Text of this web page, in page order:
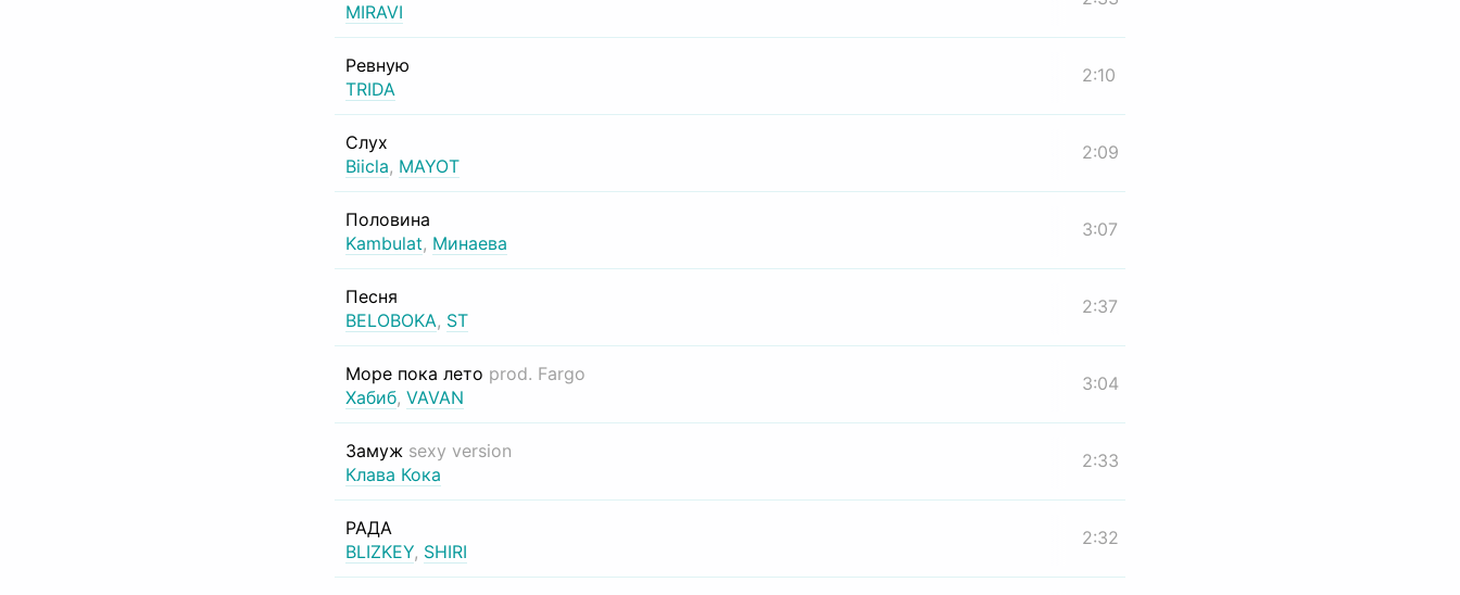
MIRAVI
Ревную
TRIDA
2:10
Слух
Biicla, MAYOT
2:09
Половина
Kambulat, Минаева
3:07
Песня
BELOBOKA, ST
2:37
Море пока лето prod. Fargo
Хабиб, VAVAN
3:04
Замуж sexy version
Клава Кока
2:33
РАДА
BLIZKEY, SHIRI
2:32